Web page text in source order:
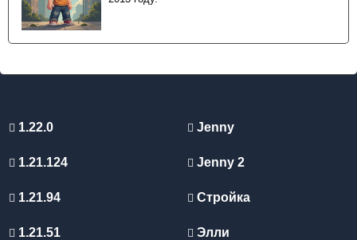
1.22.0
1.21.124
1.21.94
1.21.51
Jenny
Jenny 2
Стройка
Элли